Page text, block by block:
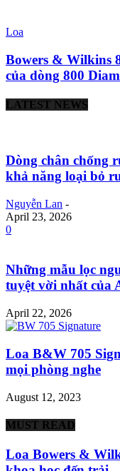
Loa
Bowers & Wilkins
của dòng 800
LATEST NEWS
Dòng chân chống
khả năng loại bỏ
Nguyễn Lan -
April 23, 2026
0
Những mẫu lọc
tuyệt vời nhất của
April 22, 2026
Loa B&W 705
mọi phòng nghe
August 12, 2023
MUST READ
Loa Bowers &